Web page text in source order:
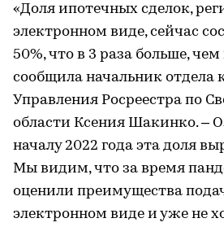
«Доля ипотечных сделок,
электронном виде, сейчас
50%, что в 3 раза больше, чем
сообщила начальник отдела
Управления Росреестра по
области Ксения Шакинко. –
началу 2022 года эта доля
Мы видим, что за время
оценили преимущества
электронном виде и уже не